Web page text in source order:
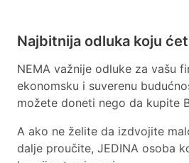
Najbitnija odluka koju
NEMA važnije odluke za vašu
ekonomsku i suverenu
možete doneti nego da kupite
A ako ne želite da izdvojite
dalje proučite, JEDINA osoba